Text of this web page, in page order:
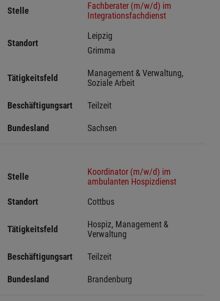
Stelle
Fachberater (m/w/d) im
Integrationsfachdienst
Standort
Leipzig
Grimma
Tätigkeitsfeld
Management & Verwaltung,
Soziale Arbeit
Beschäftigungsart Teilzeit
Bundesland Sachsen
Stelle
Koordinator (m/w/d) im
ambulanten Hospizdienst
Standort
Cottbus
Tätigkeitsfeld
Hospiz, Management &
Verwaltung
Beschäftigungsart Teilzeit
Bundesland Brandenburg